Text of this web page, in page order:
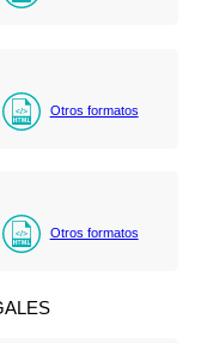
Otros formatos
Otros formatos